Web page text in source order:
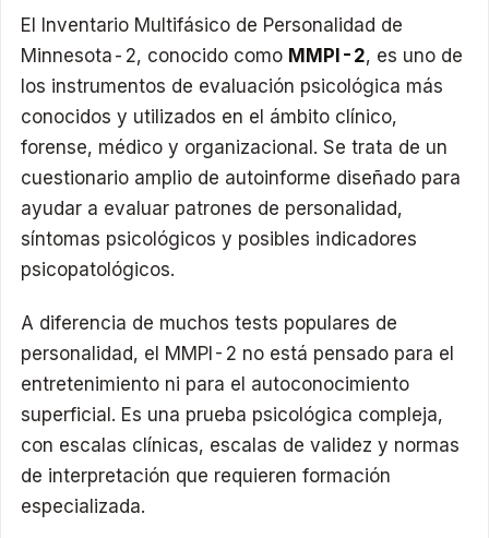
El Inventario Multifásico de Personalidad de
Minnesota-2, conocido como MMPI-2, es uno de
los instrumentos de evaluación psicológica más
conocidos y utilizados en el ámbito clínico,
forense, médico y organizacional. Se trata de un
cuestionario amplio de autoinforme diseñado para
ayudar a evaluar patrones de personalidad,
síntomas psicológicos y posibles indicadores
psicopatológicos.
A diferencia de muchos tests populares de
personalidad, el MMPI-2 no está pensado para el
entretenimiento ni para el autoconocimiento
superficial. Es una prueba psicológica compleja,
con escalas clínicas, escalas de validez y normas
de interpretación que requieren formación
especializada.